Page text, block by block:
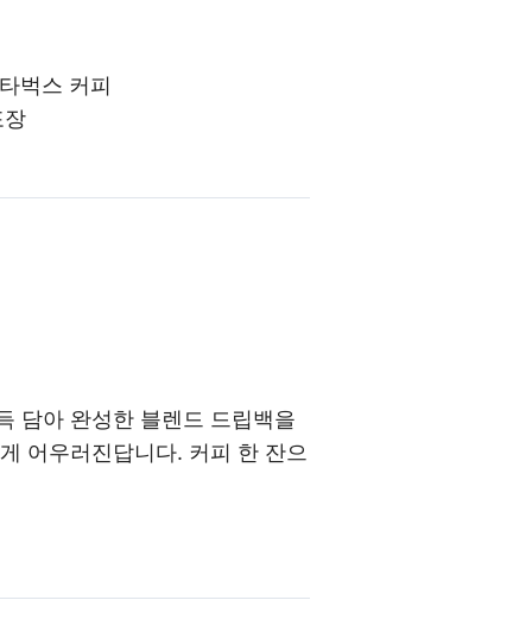
벅스 커피
장
담아 완성한 블렌드 드립백을
어우러진답니다. 커피 한 잔으